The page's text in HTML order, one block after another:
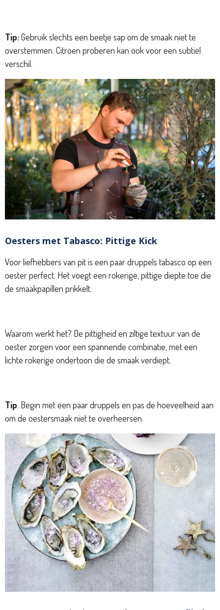
Tip:Gebruik slechts een beetje sap om de smaak niet te
overstemmen. Citroen proberen kan ook voor een subtiel
verschil.
Oesters met Tabasco: Pittige Kick
Voor liefhebbers van pit is een paar druppels tabasco op een
oester perfect. Het voegt een rokerige, pittige diepte toe die
de smaakpapillen prikkelt.
Waarom werkt het? De pittigheid en ziltige textuur van de
oester zorgen voor een spannende combinatie, met een
lichte rokerige ondertoon die de smaak verdiept.
Tip: Begin met een paar druppels en pas de hoeveelheid aan
om de oestersmaak niet te overheersen.